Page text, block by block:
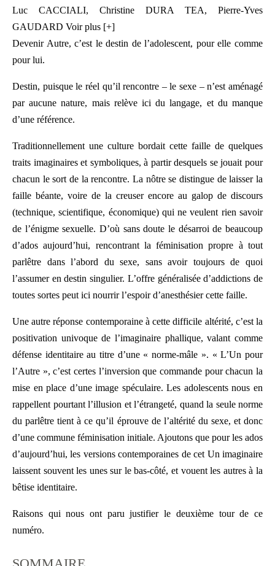
Luc CACCIALI, Christine DURA TEA, Pierre-Yves
GAUDARD Voir plus [+]
Devenir Autre, c’est le destin de l’adolescent, pour elle comme
pour lui.
Destin, puisque le réel qu’il rencontre – le sexe – n’est aménagé
par aucune nature, mais relève ici du langage, et du manque
d’une référence.
Traditionnellement une culture bordait cette faille de quelques
traits imaginaires et symboliques, à partir desquels se jouait pour
chacun le sort de la rencontre. La nôtre se distingue de laisser la
faille béante, voire de la creuser encore au galop de discours
(technique, scientifique, économique) qui ne veulent rien savoir
de l’énigme sexuelle. D’où sans doute le désarroi de beaucoup
d’ados aujourd’hui, rencontrant la féminisation propre à tout
parlêtre dans l’abord du sexe, sans avoir toujours de quoi
l’assumer en destin singulier. L’offre généralisée d’addictions de
toutes sortes peut ici nourrir l’espoir d’anesthésier cette faille.
Une autre réponse contemporaine à cette difficile altérité, c’est la
positivation univoque de l’imaginaire phallique, valant comme
défense identitaire au titre d’une « norme-mâle ». « L’Un pour
l’Autre », c’est certes l’inversion que commande pour chacun la
mise en place d’une image spéculaire. Les adolescents nous en
rappellent pourtant l’illusion et l’étrangeté, quand la seule norme
du parlêtre tient à ce qu’il éprouve de l’altérité du sexe, et donc
d’une commune féminisation initiale. Ajoutons que pour les ados
d’aujourd’hui, les versions contemporaines de cet Un imaginaire
laissent souvent les unes sur le bas-côté, et vouent les autres à la
bêtise identitaire.
Raisons qui nous ont paru justifier le deuxième tour de ce
numéro.